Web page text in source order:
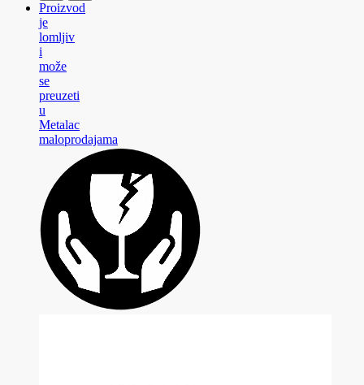
Proizvod
je
lomljiv
i
može
se
preuzeti
u
Metalac
maloprodajama